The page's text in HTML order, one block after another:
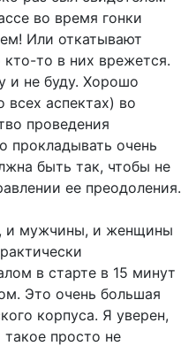
во время гонки
Или откатывают
то в них врежется.
и не буду. Хорошо
всех аспектах) во
проведения
прокладывать очень
быть так, чтобы не
ее преодоления.
и мужчины, и женщины
в старте в 15 минут
Это очень большая
корпуса. Я уверен,
просто не